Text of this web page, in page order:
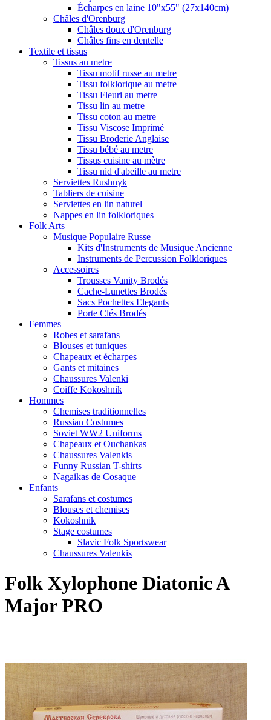
Écharpes en laine 10"x55" (27x140cm)
Châles d'Orenburg
Châles doux d'Orenburg
Châles fins en dentelle
Textile et tissus
Tissus au metre
Tissu motif russe au metre
Tissu folklorique au metre
Tissu Fleuri au metre
Tissu lin au metre
Tissu coton au metre
Tissu Viscose Imprimé
Tissu Broderie Anglaise
Tissu bébé au metre
Tissus cuisine au mètre
Tissu nid d'abeille au metre
Serviettes Rushnyk
Tabliers de cuisine
Serviettes en lin naturel
Nappes en lin folkloriques
Folk Arts
Musique Populaire Russe
Kits d'Instruments de Musique Ancienne
Instruments de Percussion Folkloriques
Accessoires
Trousses Vanity Brodés
Cache-Lunettes Brodés
Sacs Pochettes Elegants
Porte Clés Brodés
Femmes
Robes et sarafans
Blouses et tuniques
Chapeaux et écharpes
Gants et mitaines
Chaussures Valenki
Coiffe Kokoshnik
Hommes
Chemises traditionnelles
Russian Costumes
Soviet WW2 Uniforms
Chapeaux et Ouchankas
Chaussures Valenkis
Funny Russian T-shirts
Nagaikas de Cosaque
Enfants
Sarafans et costumes
Blouses et chemises
Kokoshnik
Stage costumes
Slavic Folk Sportswear
Chaussures Valenkis
Folk Xylophone Diatonic A
Major PRO